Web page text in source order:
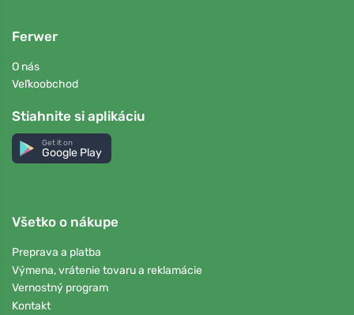
Ferwer
O nás
Veľkoobchod
Stiahnite si aplikáciu
Get it on
Google Play
Všetko o nákupe
Preprava a platba
Výmena, vrátenie tovaru a reklamácie
Vernostný program
Kontakt